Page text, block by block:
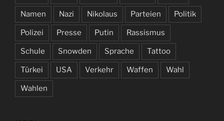
Namen Nazi Nikolaus Parteien Politik
Polizei Presse Putin Rassismus
Schule Snowden Sprache Tattoo
Türkei USA Verkehr Waffen Wahl
Wahlen